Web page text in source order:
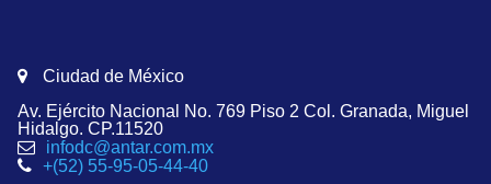
Ciudad de México
Av. Ejército Nacional No. 769 Piso 2 Col. Granada, Miguel
Hidalgo. CP.11520
infodc@antar.com.mx
+(52) 55-95-05-44-40